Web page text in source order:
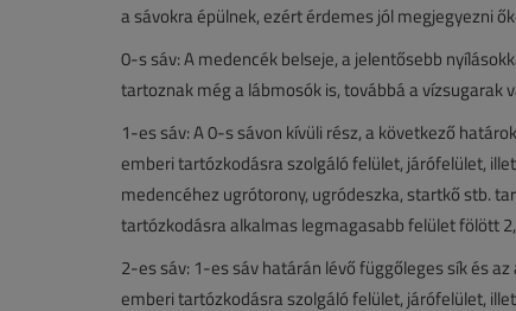
a sávokra épülnek, ezért érdemes jól megjegyezni
0-s sáv: A medencék belseje, a jelentősebb
tartoznak még a lábmosók is, továbbá a vízsugarak
1-es sáv: A 0-s sávon kívüli rész, a következő
emberi tartózkodásra szolgáló felület, járófelület,
medencéhez ugrótorony, ugródeszka, startkő stb.
tartózkodásra alkalmas legmagasabb felület fölött
2-es sáv: 1-es sáv határán lévő függőleges sík és
emberi tartózkodásra szolgáló felület, járófelület,